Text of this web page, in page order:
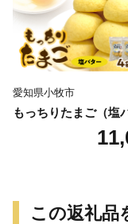
愛知県小牧市
もっちりたまご（塩
この返礼品